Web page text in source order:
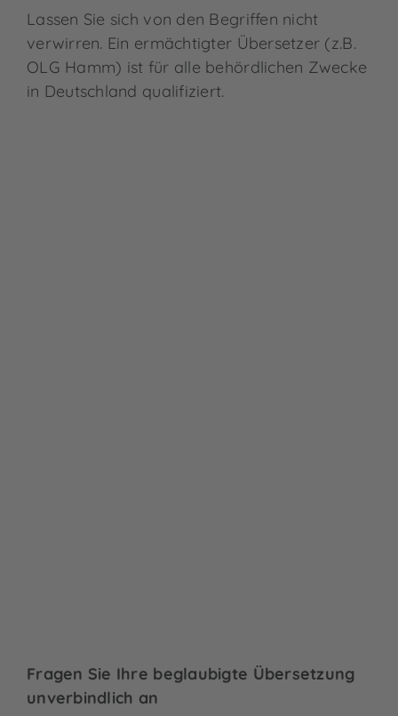
Lassen Sie sich von den Begriffen nicht
verwirren. Ein ermächtigter Übersetzer (z.B.
OLG Hamm) ist für alle behördlichen Zwecke
in Deutschland qualifiziert.
Fragen Sie Ihre beglaubigte Übersetzung
unverbindlich an